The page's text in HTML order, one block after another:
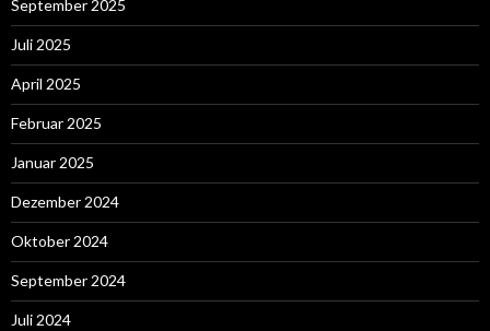
September 2025
Juli 2025
April 2025
Februar 2025
Januar 2025
Dezember 2024
Oktober 2024
September 2024
Juli 2024